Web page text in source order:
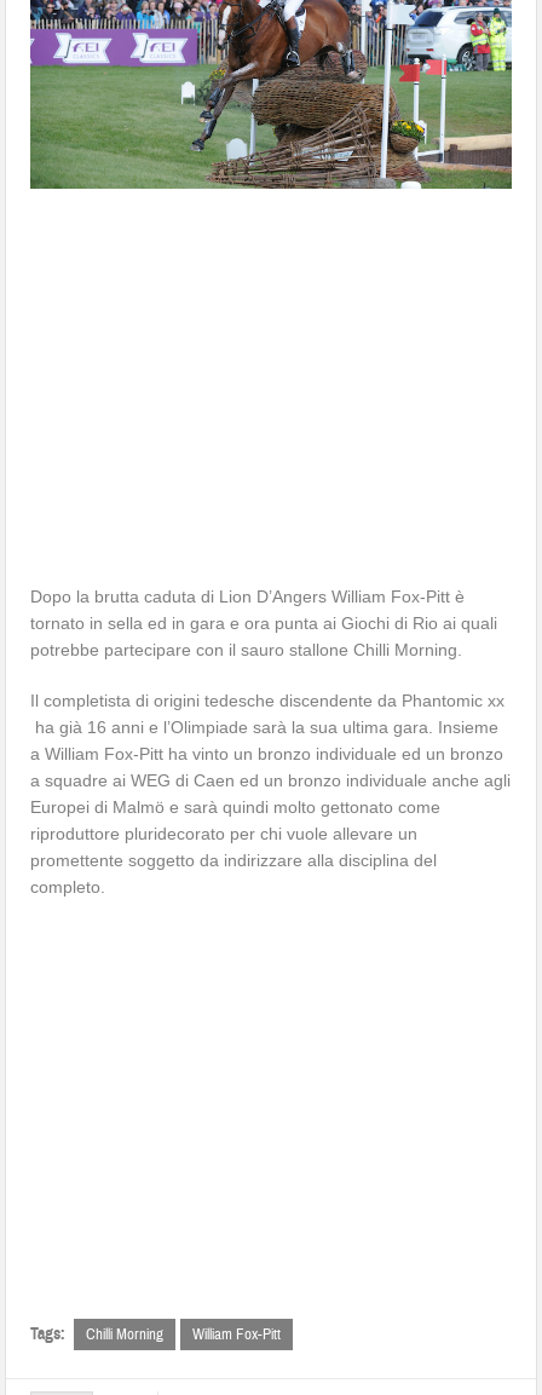
Dopo la brutta caduta di Lion D’Angers William Fox-Pitt è
tornato in sella ed in gara e ora punta ai Giochi di Rio ai quali
potrebbe partecipare con il sauro stallone Chilli Morning.
Il completista di origini tedesche discendente da Phantomic xx
ha già 16 anni e l’Olimpiade sarà la sua ultima gara. Insieme
a William Fox-Pitt ha vinto un bronzo individuale ed un bronzo
a squadre ai WEG di Caen ed un bronzo individuale anche agli
Europei di Malmö e sarà quindi molto gettonato come
riproduttore pluridecorato per chi vuole allevare un
promettente soggetto da indirizzare alla disciplina del
completo.
Tags: Chilli Morning William Fox-Pitt